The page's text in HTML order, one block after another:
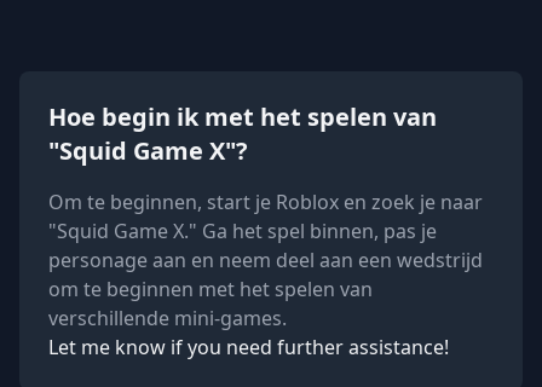
Hoe begin ik met het spelen van
"Squid Game X"?
Om te beginnen, start je Roblox en zoek je naar
"Squid Game X." Ga het spel binnen, pas je
personage aan en neem deel aan een wedstrijd
om te beginnen met het spelen van
verschillende mini-games.
Let me know if you need further assistance!